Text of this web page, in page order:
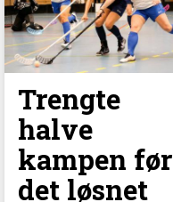
Trengte
halve
kampen før
det løsnet